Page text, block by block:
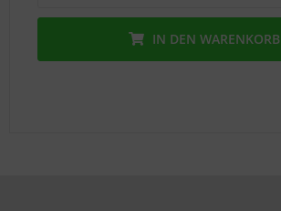
IN DEN WARENKORB